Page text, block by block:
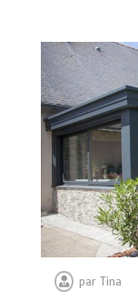
parTina